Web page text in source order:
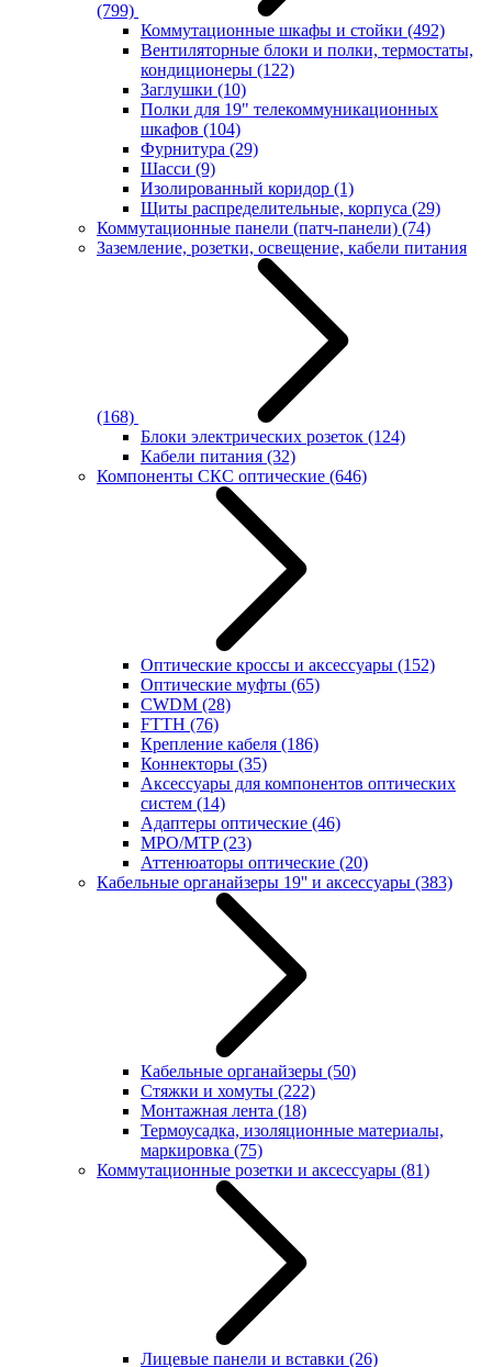
(799)
Коммутационные шкафы и стойки (492)
Вентиляторные блоки и полки, термостаты,
кондиционеры (122)
Заглушки (10)
Полки для 19" телекоммуникационных
шкафов (104)
Фурнитура (29)
Шасси (9)
Изолированный коридор (1)
Щиты распределительные, корпуса (29)
Коммутационные панели (патч-панели) (74)
Заземление, розетки, освещение, кабели питания
(168)
Блоки электрических розеток (124)
Кабели питания (32)
Компоненты СКС оптические (646)
Оптические кроссы и аксессуары (152)
Оптические муфты (65)
CWDM (28)
FTTH (76)
Крепление кабеля (186)
Коннекторы (35)
Аксессуары для компонентов оптических
систем (14)
Адаптеры оптические (46)
MPO/MTP(23)
Аттенюаторы оптические (20)
Кабельные органайзеры 19'' и аксессуары (383)
Кабельные органайзеры (50)
Стяжки и хомуты (222)
Монтажная лента (18)
Термоусадка, изоляционные материалы,
маркировка (75)
Коммутационные розетки и аксессуары (81)
Лицевые панели и вставки (26)